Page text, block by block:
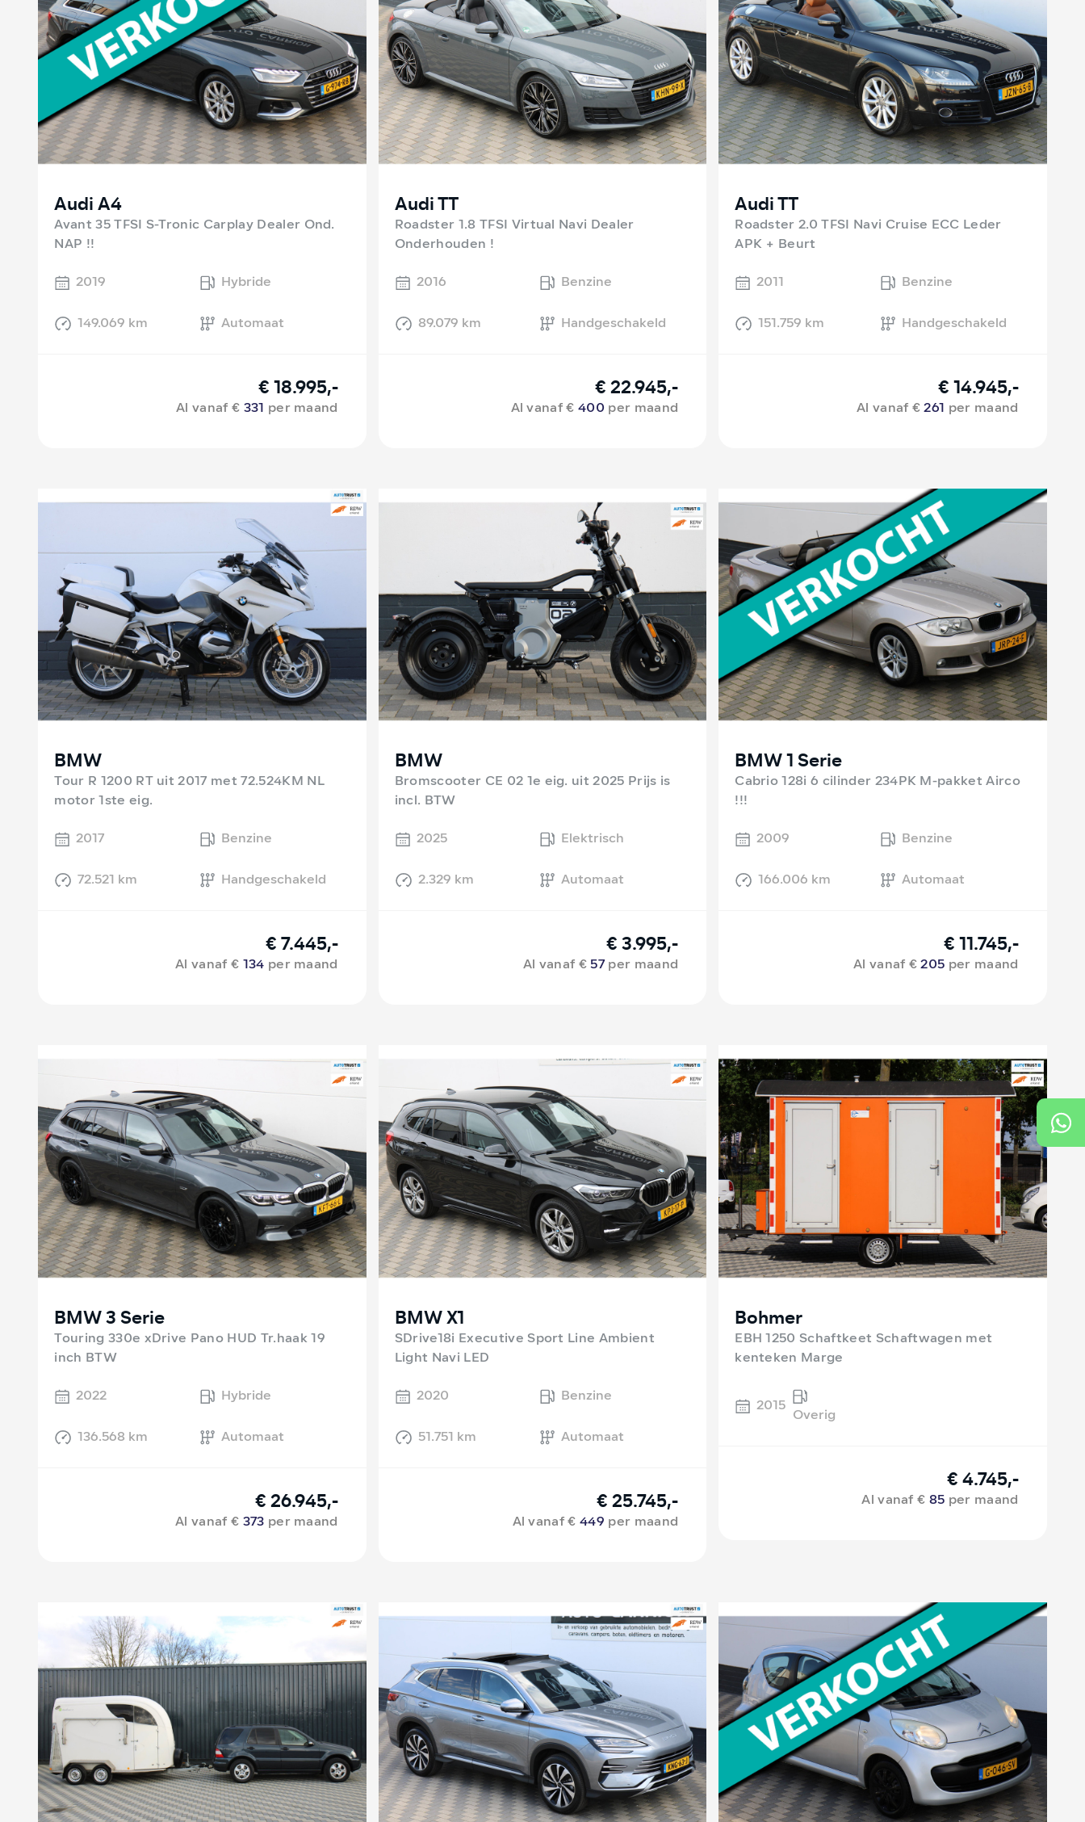
Audi A4
Avant 35 TFSI S-Tronic Carplay Dealer Ond.
NAP !!
2019
Hybride
149.069 km Automaat
€ 18.995,-
Al vanaf € 331 per maand
Audi TT
Roadster 1.8 TFSI Virtual Navi Dealer
Onderhouden !
2016
Benzine
89.079 km Handgeschakeld
€ 22.945,-
Al vanaf €400 per maand
Audi TT
Roadster 2.0 TFSI Navi Cruise ECC Leder
APK + Beurt
2011
Benzine
151.759 km Handgeschakeld
€ 14.945,-
Al vanaf €261 per maand
BMW
Tour R 1200 RT uit 2017 met 72.524KM NL
motor 1ste eig.
2017
Benzine
72.521 km Handgeschakeld
€ 7.445,-
Al vanaf € 134 per maand
BMW
Bromscooter CE 02 1e eig. uit 2025 Prijs is
incl. BTW
2025
Elektrisch
2.329 km Automaat
€ 3.995,-
Al vanaf €57per maand
BMW 1 Serie
Cabrio 128i 6 cilinder 234PK M-pakket Airco
!!!
2009
Benzine
166.006 km Automaat
€ 11.745,-
Al vanaf €205 per maand
BMW 3 Serie
Touring 330e xDrive Pano HUD Tr.haak 19
inch BTW
2022
Hybride
136.568 km Automaat
€ 26.945,-
Al vanaf € 373 per maand
BMW X1
SDrive18i Executive Sport Line Ambient
Light Navi LED
2020
Benzine
51.751 km Automaat
€ 25.745,-
Al vanaf €449 per maand
Bohmer
EBH 1250 Schaftkeet Schaftwagen met
kenteken Marge
2015 Overig
€ 4.745,-
Al vanaf € 85 per maand